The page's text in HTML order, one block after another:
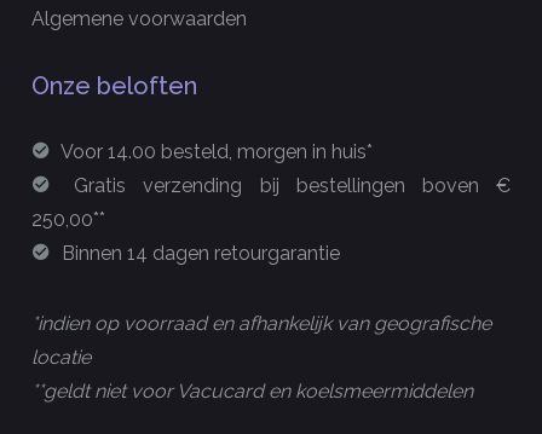
Algemene voorwaarden
Onze beloften
Voor 14.00 besteld, morgen in huis*
Gratis verzending bij bestellingen boven €
250,00**
Binnen 14 dagen retourgarantie
*indien op voorraad en afhankelijk van geografische
locatie
**geldt niet voor Vacucard en koelsmeermiddelen